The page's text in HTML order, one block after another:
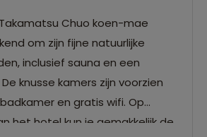
Chuo koen-mae
om zijn fijne natuurlijke
inclusief sauna en een
knusse kamers zijn voorzien
en gratis wifi. Op
het hotel kun je gemakkelijk de